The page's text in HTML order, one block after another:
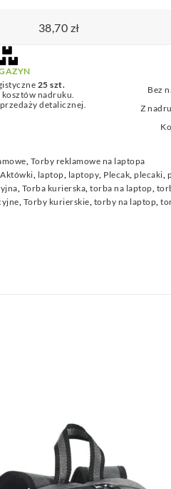
38,70 zł
25 szt.
nadruku.
detalicznej.
Bez
Z
Torby reklamowe na laptopa
Aktówki laptop laptopy Plecak ,plecaki
Torba kurierska ,torba na laptop
Torby kurierskie torby na laptop ,